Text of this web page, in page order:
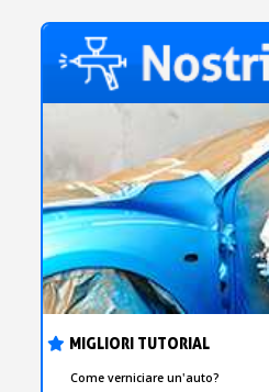
MIGLIORI TUTORIAL
Come verniciare un'auto?